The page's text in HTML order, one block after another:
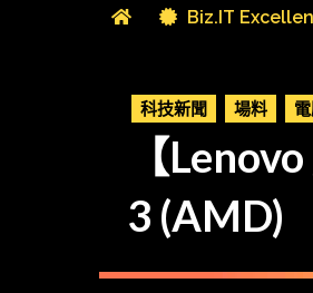
Biz.IT
科技新聞 場料
【
3 (AMD)